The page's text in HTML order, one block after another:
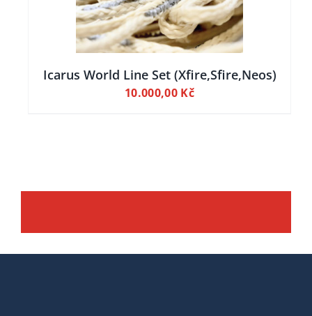
Icarus World Line Set (Xfire,Sfire,Neos)
10.000,00 Kč